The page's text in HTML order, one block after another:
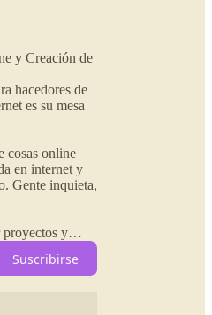
y Creación de
hacedores de
es su mesa
cosas online
en internet y
Gente inquieta,
proyectos y
monetización,
el
sin
Suscribirse